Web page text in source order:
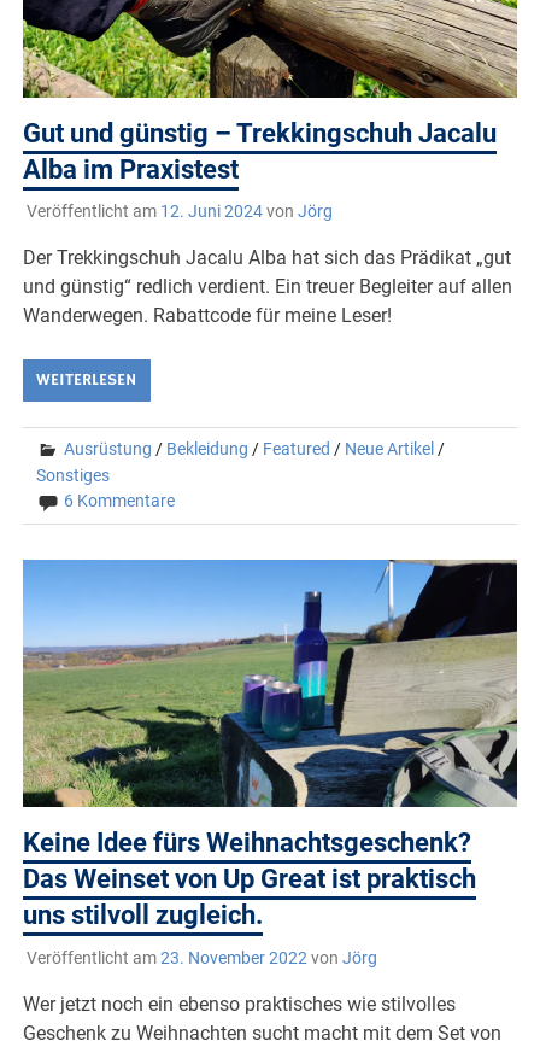
Gut und günstig – Trekkingschuh Jacalu
Alba im Praxistest
Veröffentlicht am 12. Juni 2024von Jörg
Der Trekkingschuh Jacalu Alba hat sich das Prädikat „gut
und günstig“ redlich verdient. Ein treuer Begleiter auf allen
Wanderwegen. Rabattcode für meine Leser!
WEITERLESEN
Ausrüstung / Bekleidung / Featured / Neue Artikel /
Sonstiges
6 Kommentare
Keine Idee fürs Weihnachtsgeschenk?
Das Weinset von Up Great ist praktisch
uns stilvoll zugleich.
Veröffentlicht am23. November 2022 von Jörg
Wer jetzt noch ein ebenso praktisches wie stilvolles
Geschenk zu Weihnachten sucht macht mit dem Set von